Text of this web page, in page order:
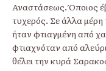
Αναστάσεως. Όποιος
τυχερός. Σε άλλα
ήταν φτιαγµένη από
φτιαχνόταν από
θέλει την κυρά